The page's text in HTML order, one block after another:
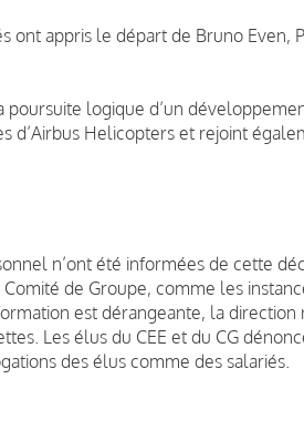
ont appris le départ de Bruno Even,
logique d’un
d’Airbus Helicopters et rejoint
n’ont été informées de cette
de Groupe, comme les
est dérangeante, la
Les élus du CEE et du CG
des élus comme des salariés.